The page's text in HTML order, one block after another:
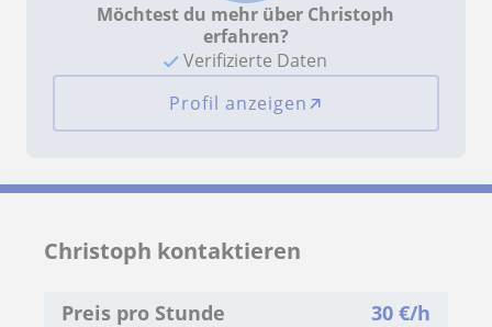
Möchtest du mehr über Christoph
erfahren?
Verifizierte Daten
Profil anzeigen
Christoph kontaktieren
Preis pro Stunde 30€/h